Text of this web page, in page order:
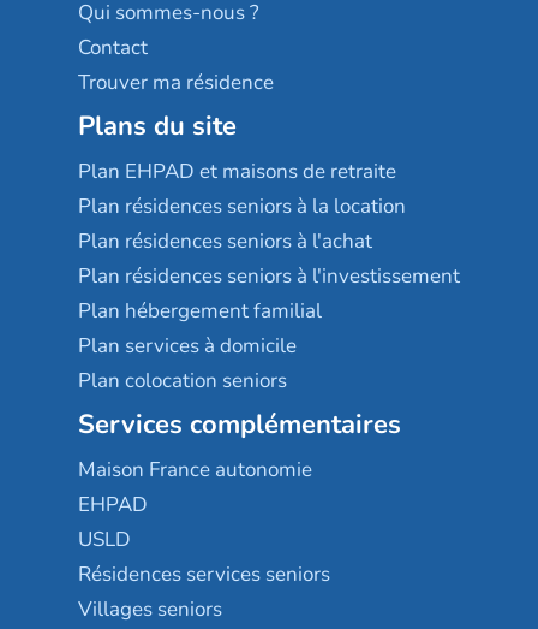
Qui sommes-nous ?
Contact
Trouver ma résidence
Plans du site
Plan EHPAD et maisons de retraite
Plan résidences seniors à la location
Plan résidences seniors à l'achat
Plan résidences seniors à l'investissement
Plan hébergement familial
Plan services à domicile
Plan colocation seniors
Services complémentaires
Maison France autonomie
EHPAD
USLD
Résidences services seniors
Villages seniors